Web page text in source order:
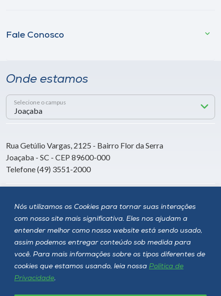
Nós utilizamos os Cookies para tornar suas interações
com nosso site mais significativa. Eles nos ajudam a
entender melhor como nosso website está sendo usado,
assim podemos entregar conteúdo sob medida para
você. Para mais informações sobre os tipos diferentes de
cookies que estamos usando, leia nossa Política de
Privacidade.
Fale Conosco
Onde estamos
Selecione o campus
Rua Getúlio Vargas, 2125 - Bairro Flor da Serra
Joaçaba - SC - CEP 89600-000
Telefone (49) 3551-2000
Siga a Unoesc